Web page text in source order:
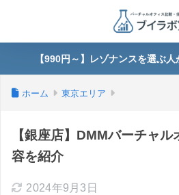
【990円～】レゾナンスを選ぶ
ホーム 東京エリア
【銀座店】DMMバーチャ
容を紹介
2024年9月3日